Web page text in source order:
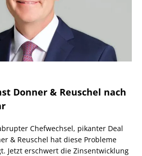
Donner & Reuschel nach
Chefwechsel, pikanter Deal
& Reuschel hat diese Probleme
Jetzt erschwert die Zinsentwicklung